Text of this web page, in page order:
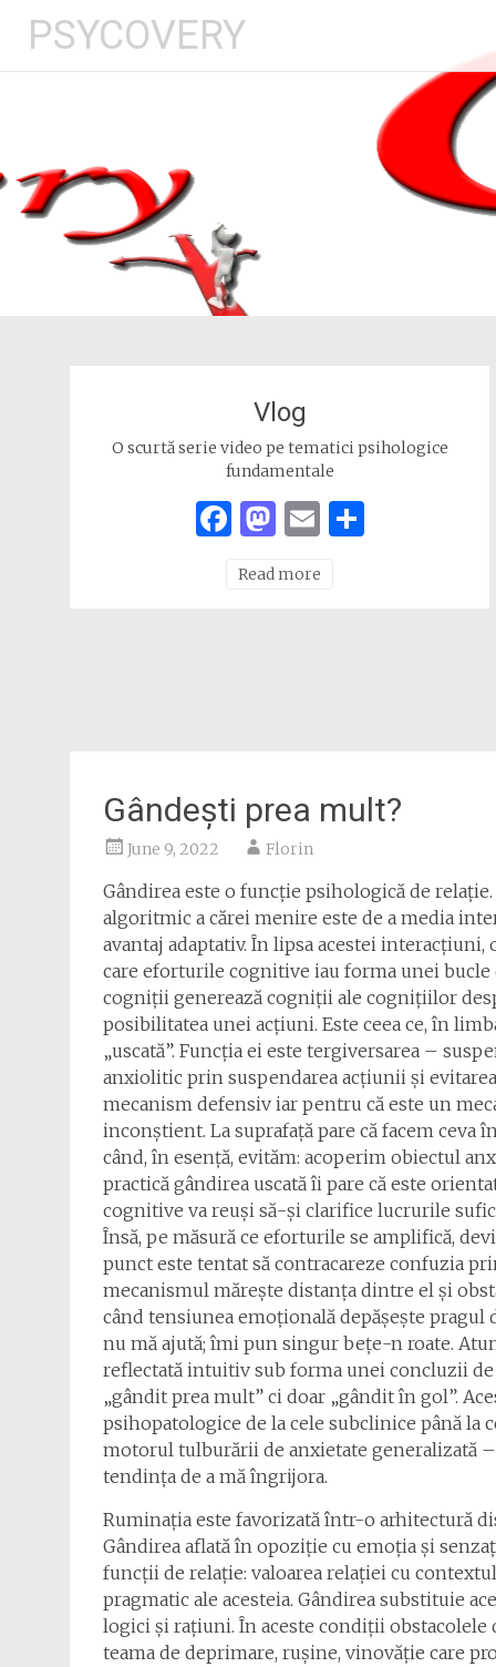
content
PSYCOVERY
Vlog
O scurtă serie video pe tematici psihologice
fundamentale
Facebook
Mastodon
EmailShare
Read more
Gândești prea mult?
June 9, 2022 Florin
Gândirea este o funcție psihologică de
algoritmic a cărei menire este de a media
avantaj adaptativ. În lipsa acestei
care eforturile cognitive iau forma unei
cogniții generează cogniții ale cognițiilor
posibilitatea unei acțiuni. Este ceea ce, în
„uscată”. Funcția ei este tergiversarea –
anxiolitic prin suspendarea acțiunii și
mecanism defensiv iar pentru că este un
inconștient. La suprafață pare că facem ceva
când, în esență, evităm: acoperim obiectul
practică gândirea uscată îi pare că este
cognitive va reuși să-și clarifice lucrurile
Însă, pe măsură ce eforturile se amplifică,
punct este tentat să contracareze confuzia
mecanismul mărește distanța dintre el și
când tensiunea emoțională depășește
nu mă ajută; îmi pun singur bețe-n roate.
reflectată intuitiv sub forma unei concluzii
„gândit prea mult” ci doar „gândit în gol”.
psihopatologice de la cele subclinice până la
motorul tulburării de anxietate generalizată
tendința de a mă îngrijora.
Ruminația este favorizată într-o arhitectură
Gândirea aflată în opoziție cu emoția și
funcții de relație: valoarea relației cu
pragmatic ale acesteia. Gândirea substituie
logici și rațiuni. În aceste condiții
teama de deprimare, rușine, vinovăție care